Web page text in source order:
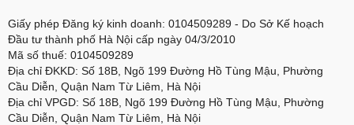
Giấy phép Đăng ký kinh doanh: 0104509289 - Do Sở Kế hoạch
Đầu tư thành phố Hà Nội cấp ngày 04/3/2010
Mã số thuế: 0104509289
Địa chỉ ĐKKD: Số 18B, Ngõ 199 Đường Hồ Tùng Mậu, Phường
Cầu Diễn, Quận Nam Từ Liêm, Hà Nội
Địa chỉ VPGD: Số 18B, Ngõ 199 Đường Hồ Tùng Mậu, Phường
Cầu Diễn, Quận Nam Từ Liêm, Hà Nội